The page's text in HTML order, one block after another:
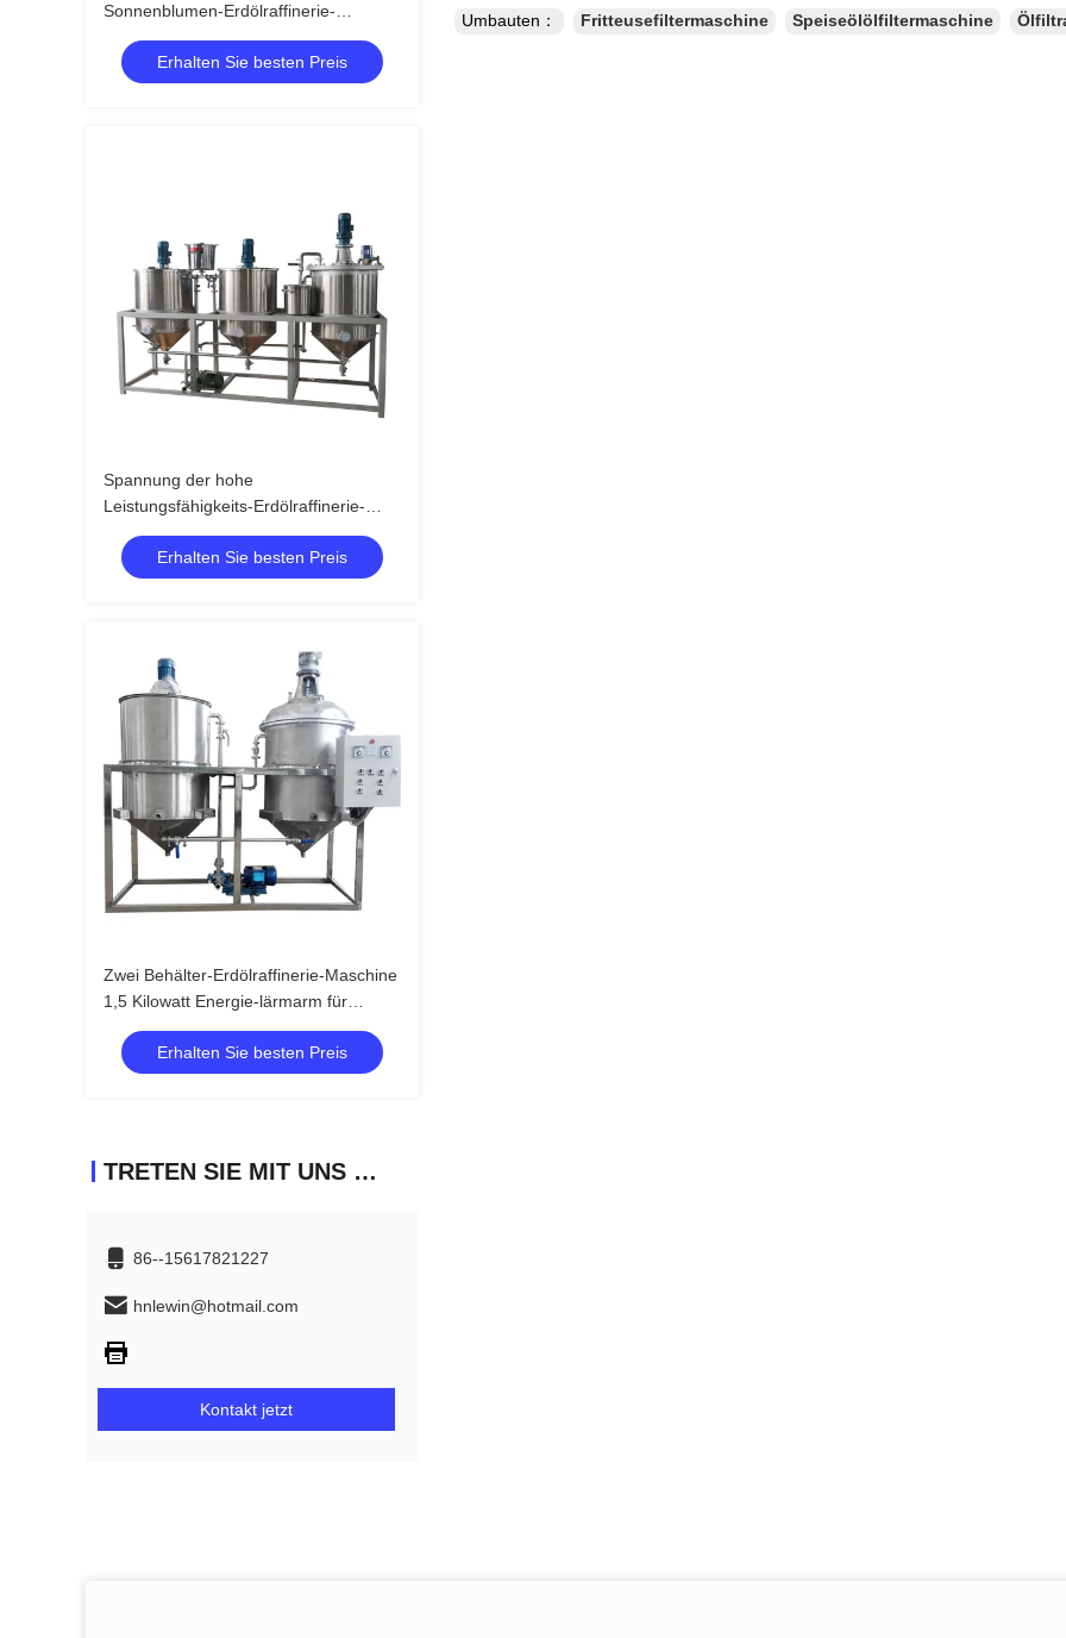
Sonnenblumen-Erdölraffinerie-
Prozess-Maschine der Energie-3kw
Erhalten Sie besten Preis
Spannung der hohe
Leistungsfähigkeits-Erdölraffinerie-
Maschinen-380v für gesundes reines
Erhalten Sie besten Preis
Zwei Behälter-Erdölraffinerie-Maschine
1,5 Kilowatt Energie-lärmarm für
grobes Speiseöl
Erhalten Sie besten Preis
TRETEN SIE MIT UNS IN VERBINDUNG
86--15617821227
hnlewin@hotmail.com
Kontakt jetzt
Umbauten： Fritteusefiltermaschine Speiseölölfiltermaschine